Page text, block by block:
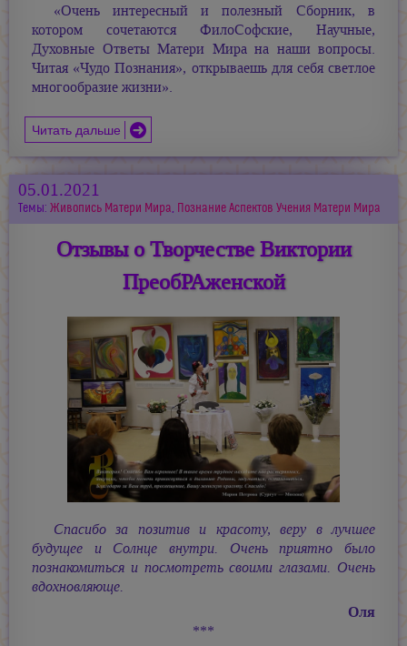
«Очень интересный и полезный Сборник, в
котором сочетаются ФилоСофские, Научные,
Духовные Ответы Матери Мира на наши вопросы.
Читая «Чудо Познания», открываешь для себя светлое
многообразие жизни».
Читать дальше
05.01.2021
Темы: Живопись Матери Мира, Познание Аспектов Учения Матери Мира
Отзывы о Творчестве Виктории
ПреобРАженской
Спасибо за позитив и красоту, веру в лучшее
будущее и Солнце внутри. Очень приятно было
познакомиться и посмотреть своими глазами. Очень
вдохновляюще.
Оля
***